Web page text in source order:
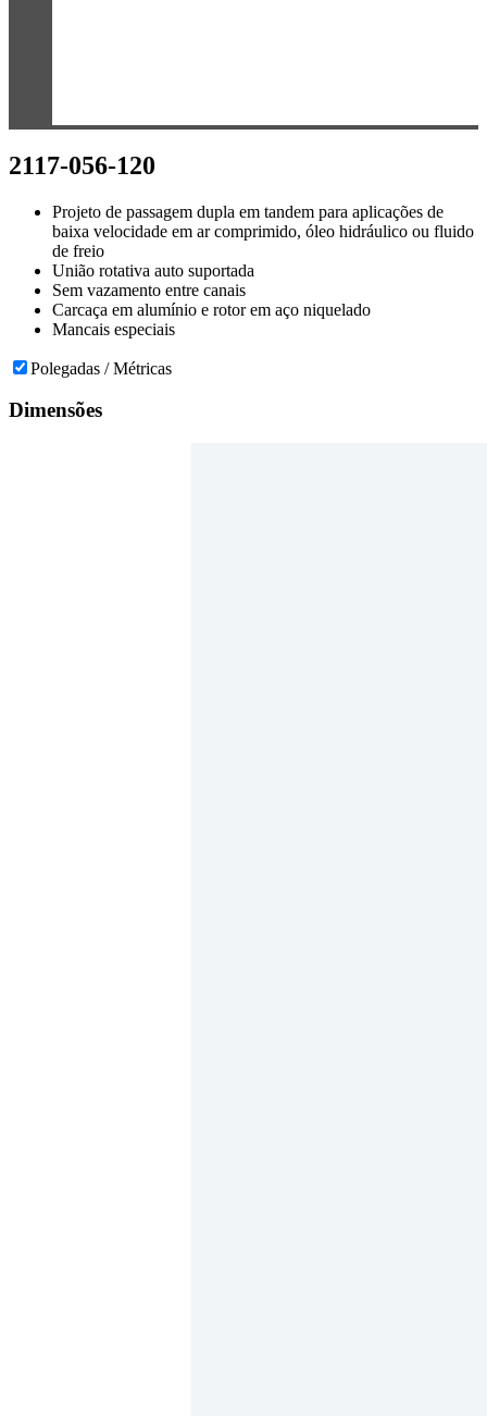
2117-056-120
Projeto de passagem dupla em tandem para aplicações de
baixa velocidade em ar comprimido, óleo hidráulico ou fluido
de freio
União rotativa auto suportada
Sem vazamento entre canais
Carcaça em alumínio e rotor em aço niquelado
Mancais especiais
Polegadas / Métricas
Dimensões